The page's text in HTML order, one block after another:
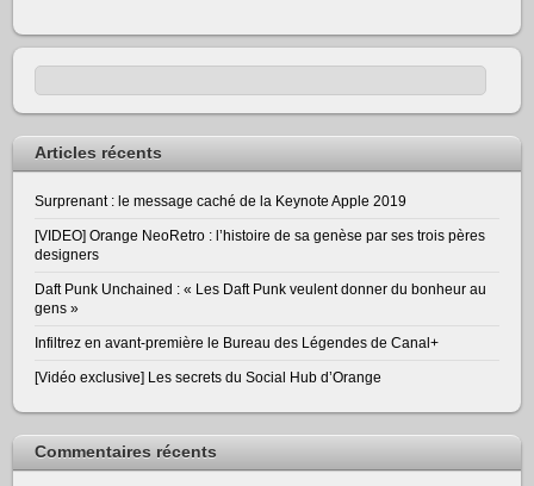
Articles récents
Surprenant : le message caché de la Keynote Apple 2019
[VIDEO] Orange NeoRetro : l’histoire de sa genèse par ses trois pères
designers
Daft Punk Unchained : « Les Daft Punk veulent donner du bonheur au
gens »
Infiltrez en avant-première le Bureau des Légendes de Canal+
[Vidéo exclusive] Les secrets du Social Hub d’Orange
Commentaires récents